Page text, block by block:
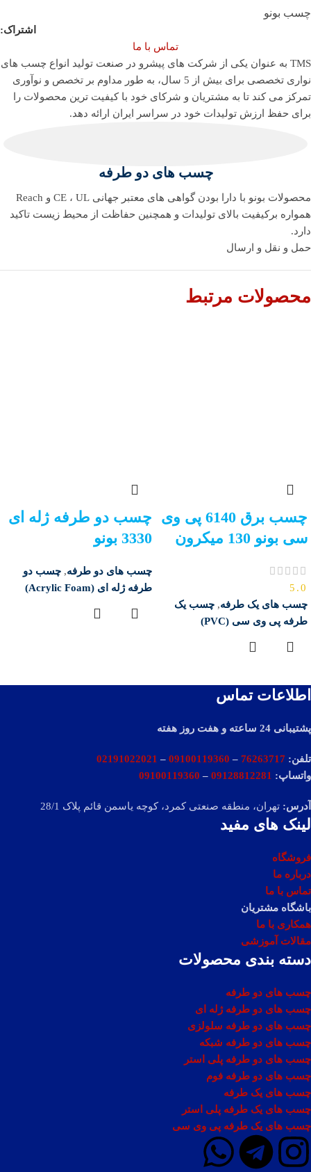
چسب بونو
اشتراک:
تماس با ما
TMS به عنوان یکی از شرکت های پیشرو در صنعت تولید انواع چسب های
نواری تخصصی برای بیش از 5 سال، به طور مداوم بر تخصص و نوآوری
تمرکز می کند تا به مشتریان و شرکای خود با کیفیت ترین محصولات را
برای حفظ ارزش تولیدات خود در سراسر ایران ارائه دهد.
چسب های دو طرفه
محصولات بونو با دارا بودن گواهی های معتبر جهانی CE ، UL و Reach
همواره برکیفیت بالای تولیدات و همچنین حفاظت از محیط زیست تاکید
دارد.
حمل و نقل و ارسال
محصولات مرتبط
چسب برق 6140 پی وی
سی بونو 130 میکرون
5.0
چسب های یک طرفه, چسب یک
طرفه پی وی سی (PVC)
چسب دو طرفه ژله ای
3330 بونو
چسب های دو طرفه, چسب دو
طرفه ژله ای (Acrylic Foam)
اطلاعات تماس
پشتیبانی 24 ساعته و هفت روز هفته
تلفن: 76263717
–
09100119360
–
02191022021
واتساپ: 09128812281
–
09100119360
آدرس: تهران، منطقه صنعتی کمرد، کوچه یاسمن قائم پلاک 28/1
لینک های مفید
فروشگاه
درباره ما
تماس با ما
باشگاه مشتریان
همکاری با ما
مقالات آموزشی
دسته بندی محصولات
چسب های دو طرفه
چسب های دو طرفه ژله ای
چسب های دو طرفه سلولزی
چسب های دو طرفه شبکه
چسب های دو طرفه پلی استر
چسب های دو طرفه فوم
چسب های یک طرفه
چسب های یک طرفه پلی استر
چسب های یک طرفه پی وی سی